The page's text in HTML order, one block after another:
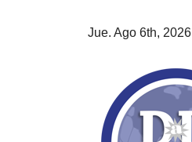
Jue. Ago 6th, 2026